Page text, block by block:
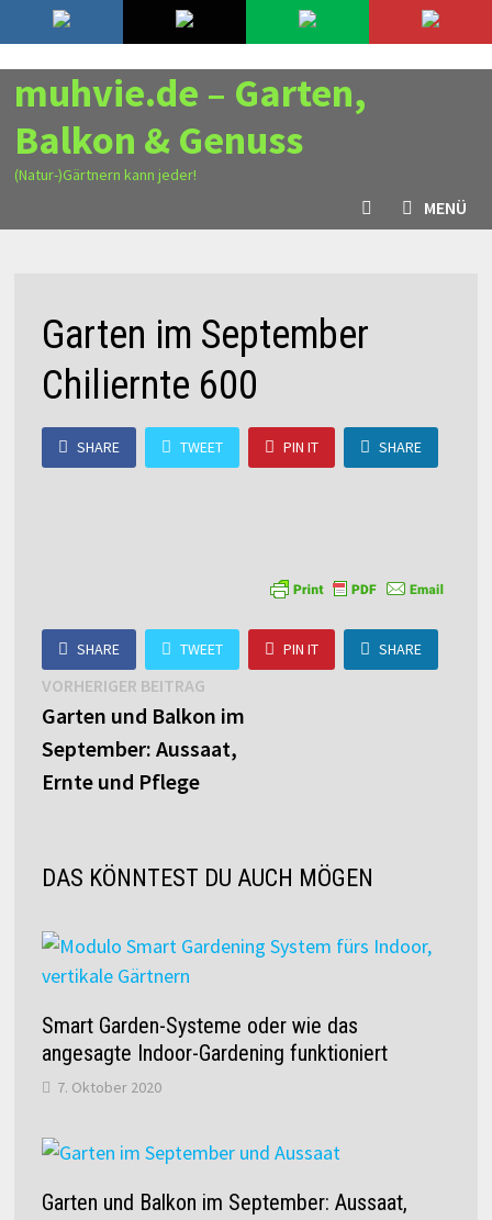
Zurück
zum
Inhalt
8. August 2026
muhvie.de – Garten,
Balkon & Genuss
(Natur-)Gärtnern kann jeder!
MENÜ
Garten im September
Chiliernte 600
SHARE TWEET PIN IT SHARE
SHARE TWEET PIN IT SHARE
Beitragsnavigation
VORHERIGER BEITRAGVorheriger
Beitrag:
Garten und Balkon im
September: Aussaat,
Ernte und Pflege
DAS KÖNNTEST DU AUCH MÖGEN
Smart Garden-Systeme oder wie das
angesagte Indoor-Gardening funktioniert
7. Oktober 2020
Garten und Balkon im September: Aussaat,